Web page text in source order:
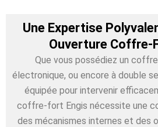
Une Expertise
Ouverture Coffre-
Que vous possédiez un
électronique, ou encore à double
équipée pour intervenir
coffre-fort Engis nécessite une
des mécanismes internes et des